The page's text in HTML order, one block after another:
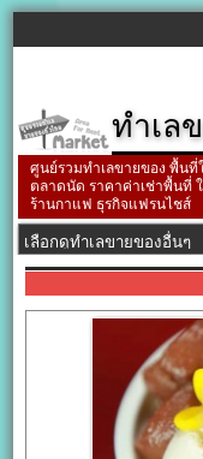
ทำเล
ศูนย์รวมทำเลขายของ พื้น
ตลาดนัด ราคาค่าเช่าพื้นที่
ร้านกาแฟ ธุรกิจแฟรนไชส์